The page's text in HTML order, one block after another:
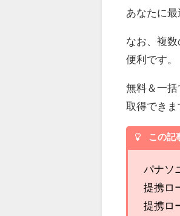
あなたに最
なお、複
便利です。
無料＆一括
取得できま
この記
パナソ
提携ロ
提携ロ